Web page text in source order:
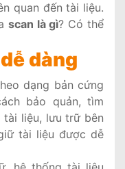
quan đến tài liệu.
scan là gì? Có thể
dàng
dạng bản cứng
bảo quản, tìm
tài liệu, lưu trữ bên
tài liệu được dễ